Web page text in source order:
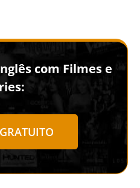
com Filmes e